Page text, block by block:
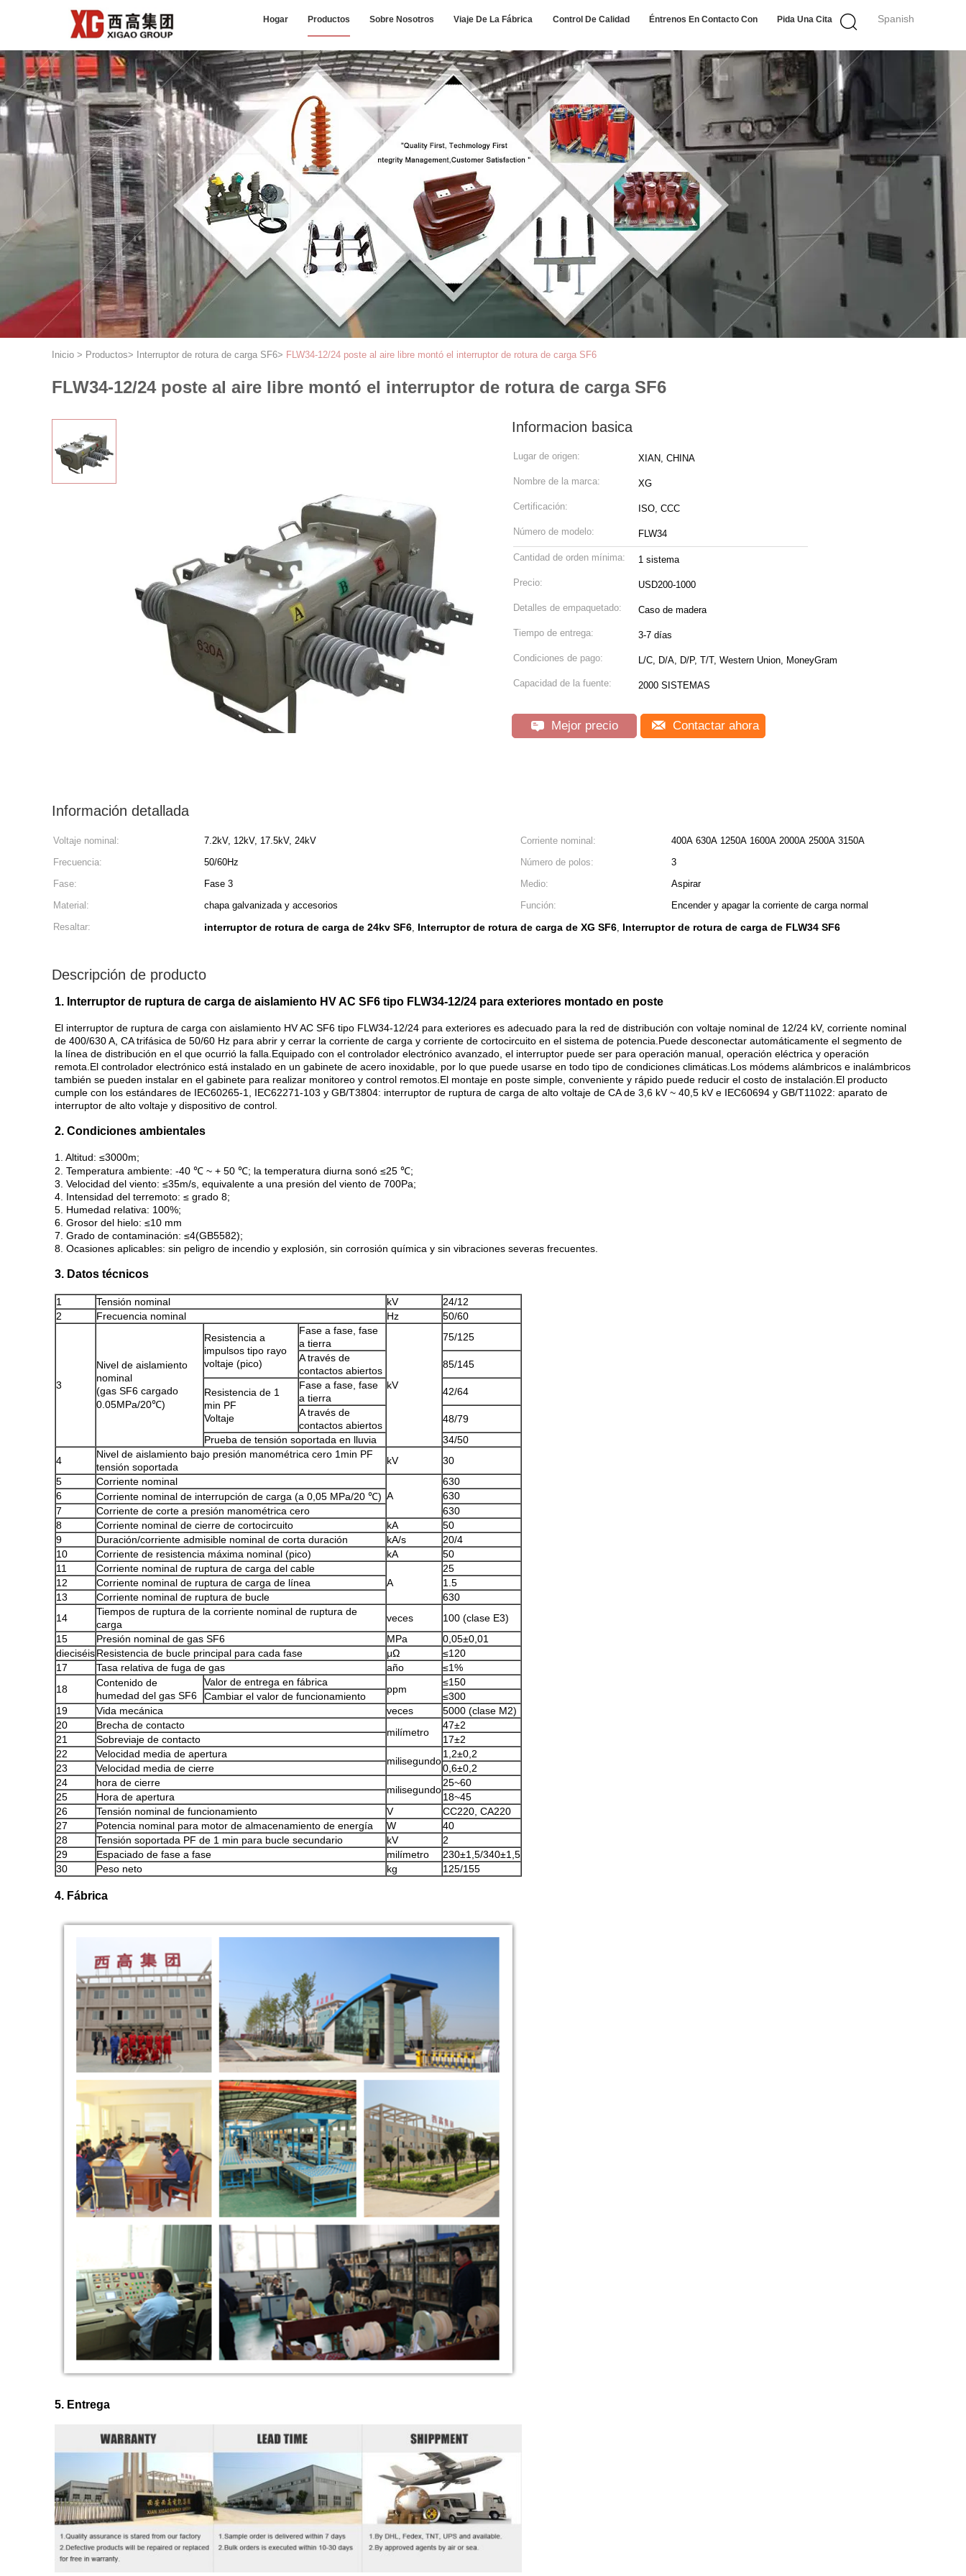
Spanish
Hogar Productos Sobre Nosotros Viaje De La Fábrica Control De Calidad Éntrenos En Contacto Con Pida Una Cita
Inicio > Productos> Interruptor de rotura de carga SF6> FLW34-12/24 poste al aire libre montó el interruptor de rotura de carga SF6
FLW34-12/24 poste al aire libre montó el interruptor de rotura de carga SF6
Informacion basica
Lugar de origen: XIAN, CHINA
Nombre de la marca: XG
Certificación: ISO, CCC
Número de modelo: FLW34
Cantidad de orden mínima: 1 sistema
Precio: USD200-1000
Detalles de empaquetado: Caso de madera
Tiempo de entrega: 3-7 días
Condiciones de pago: L/C, D/A, D/P, T/T, Western Union, MoneyGram
Capacidad de la fuente: 2000 SISTEMAS
Mejor precio Contactar ahora
Información detallada
Voltaje nominal: 7.2kV, 12kV, 17.5kV, 24kV Corriente nominal:
400A 630A 1250A 1600A 2000A 2500A 3150A
Frecuencia:
50/60Hz Número de polos:
3
Fase:
Fase 3 Medio:
Aspirar
Material:
chapa galvanizada y accesorios Función:
Encender y apagar la corriente de carga normal
Resaltar:
interruptor de rotura de carga de 24kv SF6, Interruptor de rotura de carga de XG SF6, Interruptor de rotura de carga de FLW34 SF6
Descripción de producto
1. Interruptor de ruptura de carga de aislamiento HV AC SF6 tipo FLW34-12/24 para exteriores montado en poste
El interruptor de ruptura de carga con aislamiento HV AC SF6 tipo FLW34-12/24 para exteriores es adecuado para la red de distribución con voltaje nominal de 12/24 kV, corriente nominal
de 400/630 A, CA trifásica de 50/60 Hz para abrir y cerrar la corriente de carga y corriente de cortocircuito en el sistema de potencia.Puede desconectar automáticamente el segmento de
la línea de distribución en el que ocurrió la falla.Equipado con el controlador electrónico avanzado, el interruptor puede ser para operación manual, operación eléctrica y operación
remota.El controlador electrónico está instalado en un gabinete de acero inoxidable, por lo que puede usarse en todo tipo de condiciones climáticas.Los módems alámbricos e inalámbricos
también se pueden instalar en el gabinete para realizar monitoreo y control remotos.El montaje en poste simple, conveniente y rápido puede reducir el costo de instalación.El producto
cumple con los estándares de IEC60265-1, IEC62271-103 y GB/T3804: interruptor de ruptura de carga de alto voltaje de CA de 3,6 kV ~ 40,5 kV e IEC60694 y GB/T11022: aparato de
interruptor de alto voltaje y dispositivo de control.
2. Condiciones ambientales
1. Altitud: ≤3000m;
2. Temperatura ambiente: -40 ℃ ~ + 50 ℃; la temperatura diurna sonó ≤25 ℃;
3. Velocidad del viento: ≤35m/s, equivalente a una presión del viento de 700Pa;
4. Intensidad del terremoto: ≤ grado 8;
5. Humedad relativa: 100%;
6. Grosor del hielo: ≤10 mm
7. Grado de contaminación: ≤4(GB5582);
8. Ocasiones aplicables: sin peligro de incendio y explosión, sin corrosión química y sin vibraciones severas frecuentes.
3. Datos técnicos
1 Tensión nominal kV
24/12
2
Frecuencia nominal Hz 50/60
3
Nivel de aislamiento
nominal
(gas SF6 cargado
0.05MPa/20℃)
Resistencia a
impulsos tipo rayo
voltaje (pico)
Fase a fase, fase
a tierra
kV
75/125
A través de
contactos abiertos
85/145
Resistencia de 1
min PF
Voltaje
Fase a fase, fase
a tierra
42/64
A través de
contactos abiertos
48/79
Prueba de tensión soportada en lluvia
34/50
4
Nivel de aislamiento bajo presión manométrica cero 1min PF
tensión soportada
kV
30
5
Corriente nominal
A
630
6
Corriente nominal de interrupción de carga (a 0,05 MPa/20 ℃)
630
7
Corriente de corte a presión manométrica cero
630
8
Corriente nominal de cierre de cortocircuito kA
50
9
Duración/corriente admisible nominal de corta duración kA/s
20/4
10
Corriente de resistencia máxima nominal (pico) kA
50
11
Corriente nominal de ruptura de carga del cable
A
25
12
Corriente nominal de ruptura de carga de línea
1.5
13
Corriente nominal de ruptura de bucle
630
14
Tiempos de ruptura de la corriente nominal de ruptura de
carga
veces
100 (clase E3)
15
Presión nominal de gas SF6 MPa
0,05±0,01
dieciséisResistencia de bucle principal para cada fase μΩ
≤120
17
Tasa relativa de fuga de gas año
≤1%
18
Contenido de
humedad del gas SF6
Valor de entrega en fábrica
ppm
≤150
Cambiar el valor de funcionamiento
≤300
19
Vida mecánica veces
5000 (clase M2)
20
Brecha de contacto
milímetro
47±2
21
Sobreviaje de contacto
17±2
22
Velocidad media de apertura
milisegundo
1,2±0,2
23
Velocidad media de cierre
0,6±0,2
24
hora de cierre
milisegundo
25~60
25
Hora de apertura
18~45
26
Tensión nominal de funcionamiento V
CC220, CA220
27
Potencia nominal para motor de almacenamiento de energía W
40
28
Tensión soportada PF de 1 min para bucle secundario kV
2
29
Espaciado de fase a fase milímetro
230±1,5/340±1,5
30
Peso neto kg 125/155
4. Fábrica
5. Entrega